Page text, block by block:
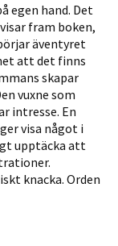
egen hand. Det
fram boken,
äventyret
att det finns
skapar
vuxne som
intresse. En
visa något i
upptäcka att
knacka. Orden